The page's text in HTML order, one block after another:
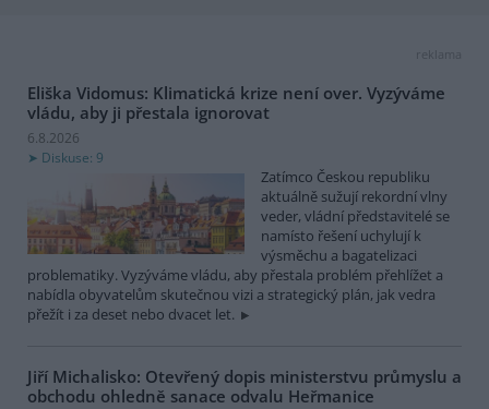
reklama
Eliška Vidomus: Klimatická krize není over. Vyzýváme
vládu, aby ji přestala ignorovat
6.8.2026
Diskuse: 9
Zatímco Českou republiku
aktuálně sužují rekordní vlny
veder, vládní představitelé se
namísto řešení uchylují k
výsměchu a bagatelizaci
problematiky. Vyzýváme vládu, aby přestala problém přehlížet a
nabídla obyvatelům skutečnou vizi a strategický plán, jak vedra
přežít i za deset nebo dvacet let.
Jiří Michalisko: Otevřený dopis ministerstvu průmyslu a
obchodu ohledně sanace odvalu Heřmanice